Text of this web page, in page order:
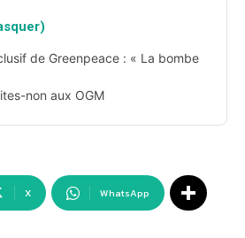
de Greenpeace : « La bombe
non aux OGM
X WhatsApp